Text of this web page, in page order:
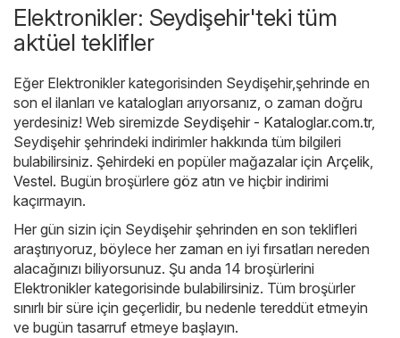
Elektronikler: Seydişehir'teki tüm
aktüel teklifler
Eğer Elektronikler kategorisinden Seydişehir,şehrinde en
son el ilanları ve katalogları arıyorsanız, o zaman doğru
yerdesiniz! Web siremizde Seydişehir - Kataloglar.com.tr,
Seydişehir şehrindeki indirimler hakkında tüm bilgileri
bulabilirsiniz. Şehirdeki en popüler mağazalar için Arçelik,
Vestel. Bugün broşürlere göz atın ve hiçbir indirimi
kaçırmayın.
Her gün sizin için Seydişehir şehrinden en son teklifleri
araştırıyoruz, böylece her zaman en iyi fırsatları nereden
alacağınızı biliyorsunuz. Şu anda 14 broşürlerini
Elektronikler kategorisinde bulabilirsiniz. Tüm broşürler
sınırlı bir süre için geçerlidir, bu nedenle tereddüt etmeyin
ve bugün tasarruf etmeye başlayın.